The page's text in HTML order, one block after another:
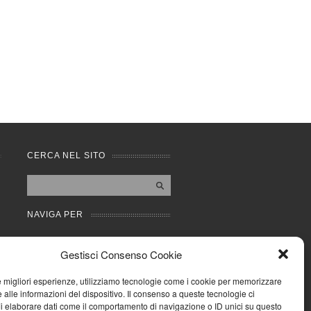
Gestisci Consenso Cookie
migliori esperienze, utilizziamo tecnologie come i cookie per memorizzare
alle informazioni del dispositivo. Il consenso a queste tecnologie ci
elaborare dati come il comportamento di navigazione o ID unici su questo
CERCA NEL SITO
NAVIGA PER
Mappa completa
Mappa categorie
Privacy Policy
Forum